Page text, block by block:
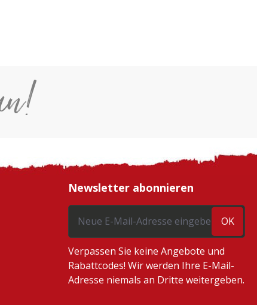
Newsletter abonnieren
OK
Verpassen Sie keine Angebote und
Rabattcodes! Wir werden Ihre E-Mail-
Adresse niemals an Dritte weitergeben.